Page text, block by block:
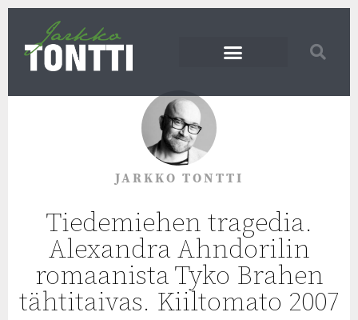
JARKKO TONTTI
Tiedemiehen tragedia.
Alexandra Ahndorilin
romaanista Tyko Brahen
tähtitaivas. Kiiltomato 2007